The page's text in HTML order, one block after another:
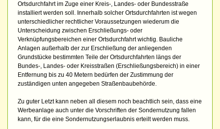
Ortsdurchfahrt im Zuge einer Kreis-, Landes- oder Bundesstraße
installiert werden soll. Innerhalb solcher Ortsdurchfahrten ist wegen
unterschiedlicher rechtlicher Voraussetzungen wiederum die
Unterscheidung zwischen Erschließungs- oder
Verknüpfungsbereichen einer Ortsdurchfahrt wichtig. Bauliche
Anlagen außerhalb der zur Erschließung der anliegenden
Grundstücke bestimmten Teile der Ortsdurchfahrten längs der
Bundes-, Landes- oder Kreisstraßen (Erschließungsbereich) in einer
Entfernung bis zu 40 Metern bedürfen der Zustimmung der
zuständigen unten angegeben Straßenbaubehörde.
Zu guter Letzt kann neben all diesem noch beachtlich sein, dass eine
Werbeanlage auch unter die Vorschriften der Sondernutzung fallen
kann, für die eine Sondernutzungserlaubnis erteilt werden muss.